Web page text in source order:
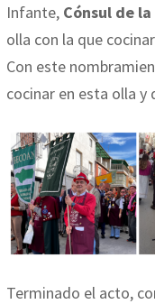
Infante, Cónsul de
olla con la que
Con este
cocinar en esta olla
Terminado el acto,